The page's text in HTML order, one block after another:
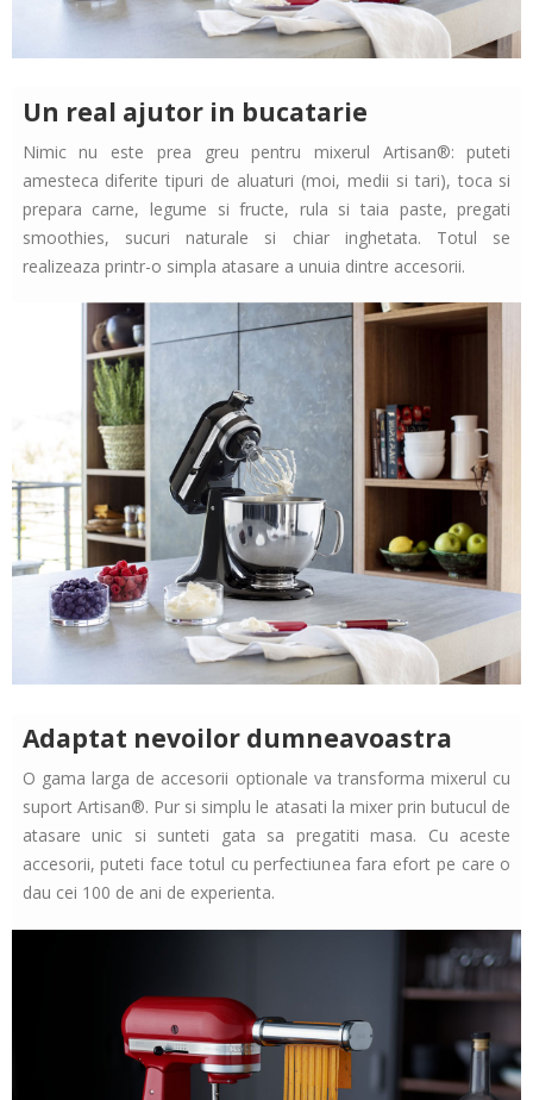
Un real ajutor in bucatarie
Nimic nu este prea greu pentru mixerul Artisan®: puteti
amesteca diferite tipuri de aluaturi (moi, medii si tari), toca si
prepara carne, legume si fructe, rula si taia paste, pregati
smoothies, sucuri naturale si chiar inghetata. Totul se
realizeaza printr-o simpla atasare a unuia dintre accesorii.
Adaptat nevoilor dumneavoastra
O gama larga de accesorii optionale va transforma mixerul cu
suport Artisan®. Pur si simplu le atasati la mixer prin butucul de
atasare unic si sunteti gata sa pregatiti masa. Cu aceste
accesorii, puteti face totul cu perfectiunea fara efort pe care o
dau cei 100 de ani de experienta.